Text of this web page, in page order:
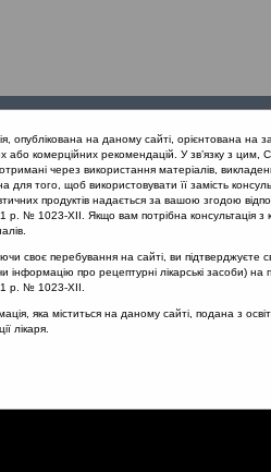
заходи
Фарма Симптоматичне лікування
лікування
опублікована на даному сайті, орієнтована
або комерційних рекомендацій. У зв’язку з цим,
через використання матеріалів,
для того, щоб використовувати її замість
продуктів надається за вашою згодою
р. № 1023-XII. Якщо вам потрібна консультація з
своє перебування на сайті, ви підтверджуєте
інформацію про рецептурні лікарські засоби) на
р. № 1023-XII.
яка міститься на даному сайті, подана з
лікаря.